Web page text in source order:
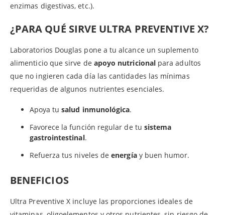
enzimas digestivas, etc.).
¿PARA QUÉ SIRVE ULTRA PREVENTIVE X?
Laboratorios Douglas pone a tu alcance un suplemento
alimenticio que sirve de apoyo nutricionalpara adultos
que no ingieren cada día las cantidades las mínimas
requeridas de algunos nutrientes esenciales.
Apoya tusalud inmunológica.
Favorece la función regular de tu sistema
gastrointestinal.
Refuerza tus niveles deenergíay buen humor.
BENEFICIOS
Ultra Preventive X incluye las proporciones ideales de